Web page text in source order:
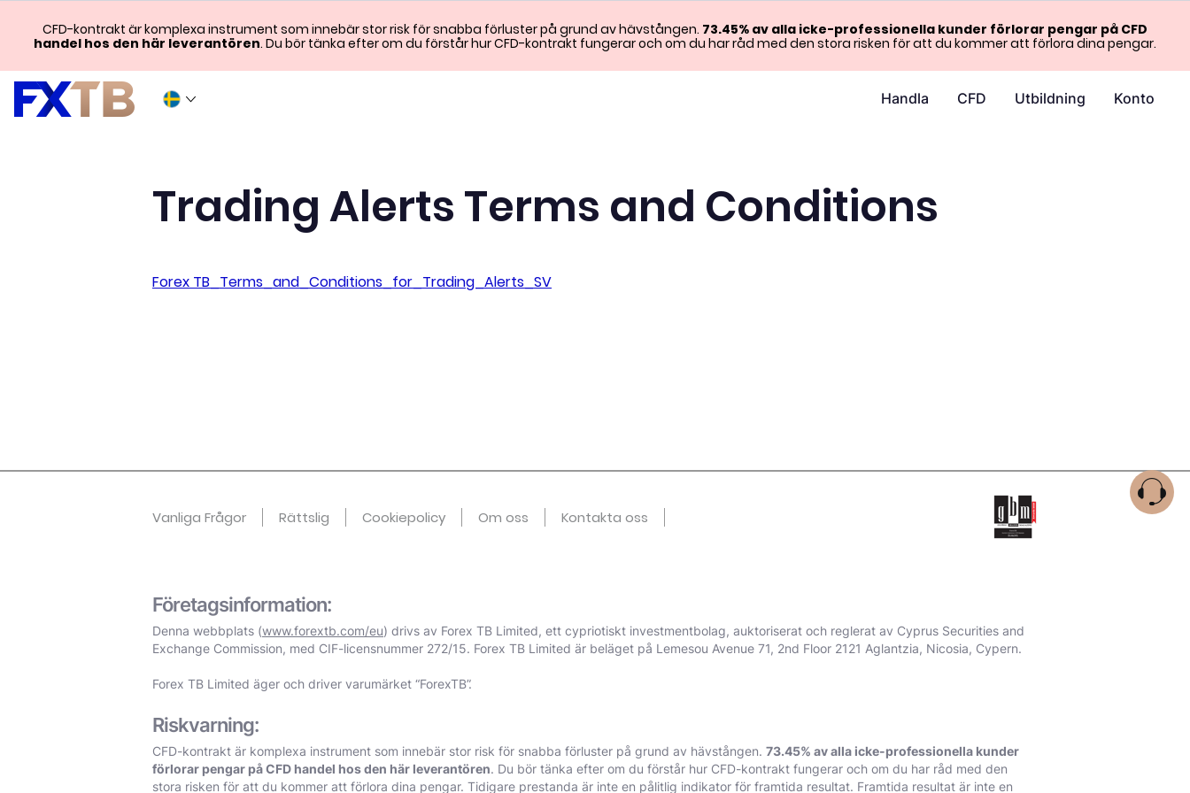
Handla CFD Utbildning Konto
Trading Alerts Terms and Conditions
Forex TB_Terms_and_Conditions_for_Trading_Alerts_SV
Vanliga Frågor Rättslig Cookiepolicy Om oss Kontakta oss
Företagsinformation:
Denna webbplats (www.forextb.com/eu) drivs av Forex TB Limited, ett cypriotiskt investmentbolag, auktoriserat och reglerat av Cyprus Securities and
Exchange Commission, med CIF-licensnummer 272/15. Forex TB Limited är beläget på Lemesou Avenue 71, 2nd Floor 2121 Aglantzia, Nicosia, Cypern.
Forex TB Limited äger och driver varumärket “ForexTB”.
Riskvarning:
CFD-kontrakt är komplexa instrument som innebär stor risk för snabba förluster på grund av hävstången. 73.45% av alla icke-professionella kunder
förlorar pengar på CFD handel hos den här leverantören. Du bör tänka efter om du förstår hur CFD-kontrakt fungerar och om du har råd med den
stora risken för att du kommer att förlora dina pengar. Tidigare prestanda är inte en pålitlig indikator för framtida resultat. Framtida resultat är inte en
CFD-kontrakt är komplexa instrument som innebär stor risk för snabba förluster på grund av hävstången. 73.45% av alla icke-professionella kunder förlorar pengar på CFD
handel hos den här leverantören. Du bör tänka efter om du förstår hur CFD-kontrakt fungerar och om du har råd med den stora risken för att du kommer att förlora dina pengar.